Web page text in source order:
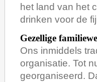
het land van het
drinken voor de
Gezellige
Ons inmiddels
organisatie. Tot
georganiseerd.